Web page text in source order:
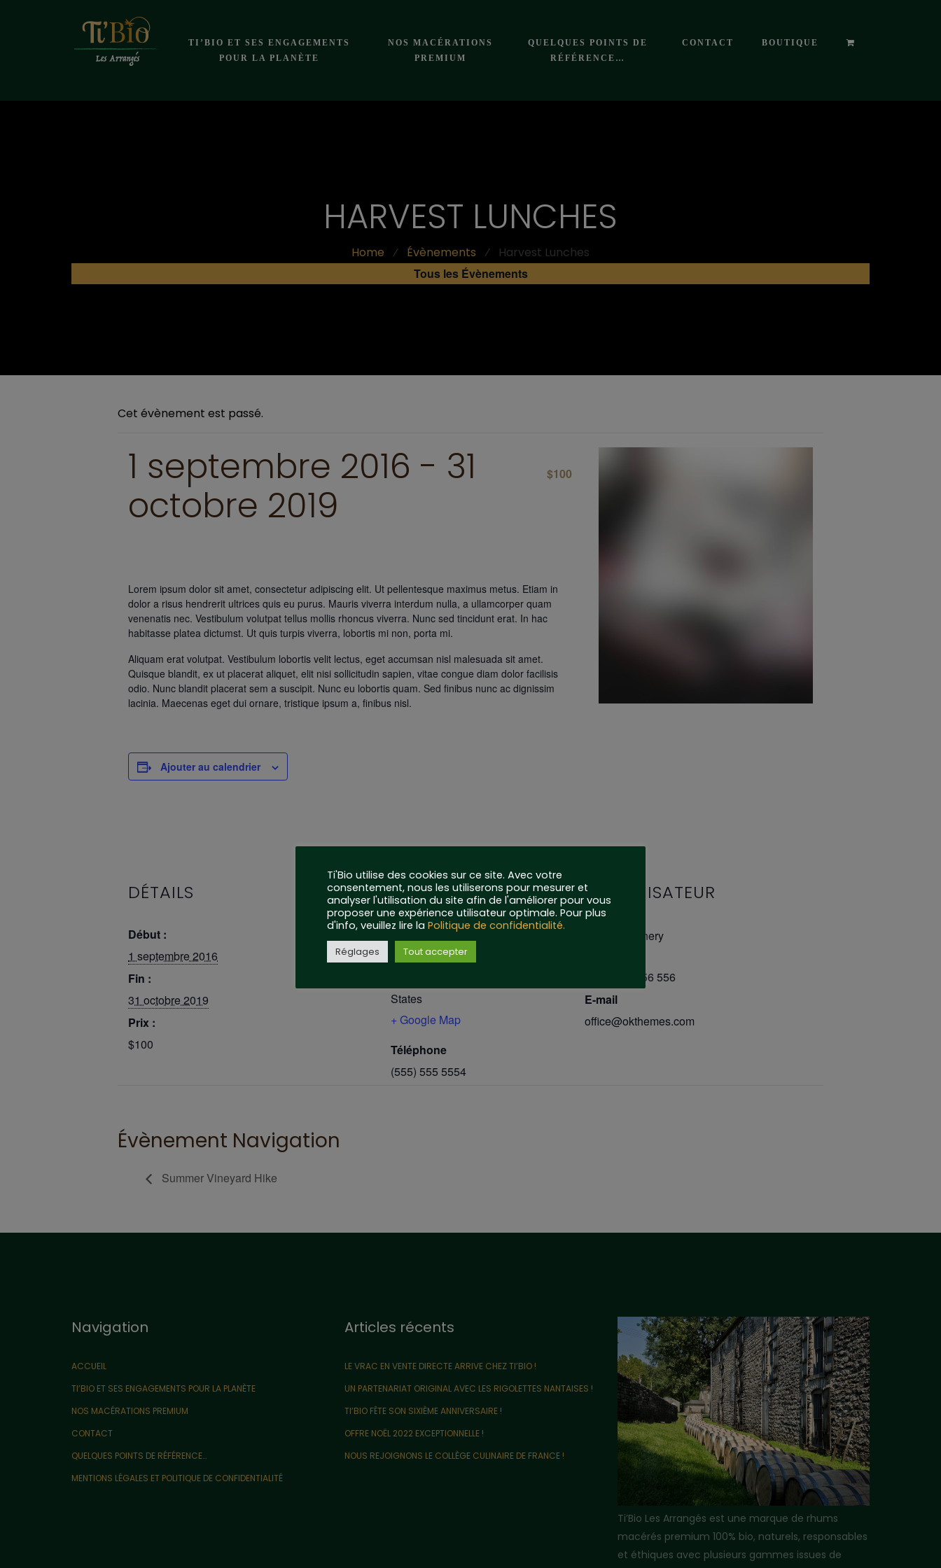
TI’BIO ET SES ENGAGEMENTS
POUR LA PLANÈTE
NOS MACÉRATIONS
PREMIUM
QUELQUES POINTS DE
RÉFÉRENCE…
CONTACT BOUTIQUE
HARVEST LUNCHES
Home ⁄ Évènements ⁄
Harvest Lunches
Tous les Évènements
Cet évènement est passé.
$100
1 septembre 2016 - 31
octobre 2019
Lorem ipsum dolor sit amet, consectetur adipiscing elit. Ut pellentesque maximus metus. Etiam in
dolor a risus hendrerit ultrices quis eu purus. Mauris viverra interdum nulla, a ullamcorper quam
venenatis nec. Vestibulum volutpat tellus mollis rhoncus viverra. Nunc sed tincidunt erat. In hac
habitasse platea dictumst. Ut quis turpis viverra, lobortis mi non, porta mi.
Aliquam erat volutpat. Vestibulum lobortis velit lectus, eget accumsan nisl malesuada sit amet.
Quisque blandit, ex ut placerat aliquet, elit nisi sollicitudin sapien, vitae congue diam dolor facilisis
odio. Nunc blandit placerat sem a suscipit. Nunc eu lobortis quam. Sed finibus nunc ac dignissim
lacinia. Maecenas eget dui ornare, tristique ipsum a, finibus nisl.
Ajouter au calendrier
DÉTAILS
Début :
1 septembre 2016
Fin :
31 octobre 2019
Prix :
$100
LIEU
Villenoir Estate
525 S Winchester Blvd
States
+ Google Map
Téléphone
(555) 555 5554
ORGANISATEUR
Villenoir Winery
+40 (555) 556 556
E-mail
office@okthemes.com
Évènement Navigation
Summer Vineyard Hike
Navigation
ACCUEIL
TI’BIO ET SES ENGAGEMENTS POUR LA PLANÈTE
NOS MACÉRATIONS PREMIUM
CONTACT
QUELQUES POINTS DE RÉFÉRENCE…
MENTIONS LÉGALES ET POLITIQUE DE CONFIDENTIALITÉ
Articles récents
LE VRAC EN VENTE DIRECTE ARRIVE CHEZ TI’BIO !
UN PARTENARIAT ORIGINAL AVEC LES RIGOLETTES NANTAISES !
TI’BIO FÊTE SON SIXIÈME ANNIVERSAIRE !
OFFRE NOËL 2022 EXCEPTIONNELLE !
NOUS REJOIGNONS LE COLLÈGE CULINAIRE DE FRANCE !
Ti’Bio Les Arrangés est une marque de rhums
macérés premium 100% bio, naturels, responsables
et éthiques avec plusieurs gammes issues de
Ti'Bio utilise des cookies sur ce site. Avec votre
consentement, nous les utiliserons pour mesurer et
analyser l'utilisation du site afin de l'améliorer pour vous
proposer une expérience utilisateur optimale. Pour plus
d'info, veuillez lire la Politique de confidentialité.
Réglages Tout accepter